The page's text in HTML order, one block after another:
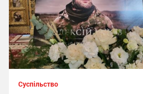
Суспільство